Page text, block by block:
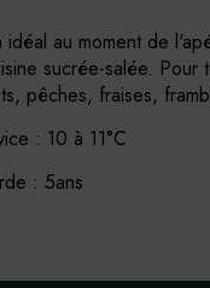
au moment de
sucrée-salée.
pêches, fraises,
: 10 à 11°C
: 5ans